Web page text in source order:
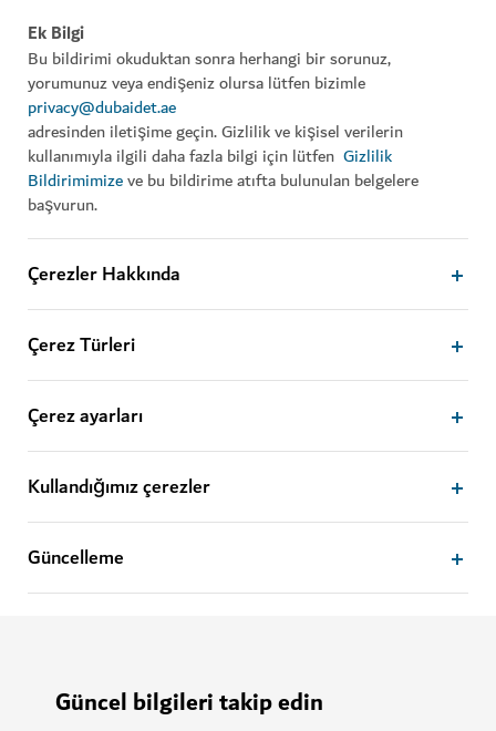
Ek Bilgi
Bu bildirimi okuduktan sonra herhangi bir sorunuz,
yorumunuz veya endişeniz olursa lütfen bizimle
privacy@dubaidet.ae
adresinden iletişime geçin. Gizlilik ve kişisel verilerin
kullanımıyla ilgili daha fazla bilgi için lütfen Gizlilik
Bildirimimizeve bu bildirime atıfta bulunulan belgelere
başvurun.
Çerezler Hakkında
Çerez Türleri
Çerez ayarları
Kullandığımız çerezler
Güncelleme
Güncel bilgileri takip edin